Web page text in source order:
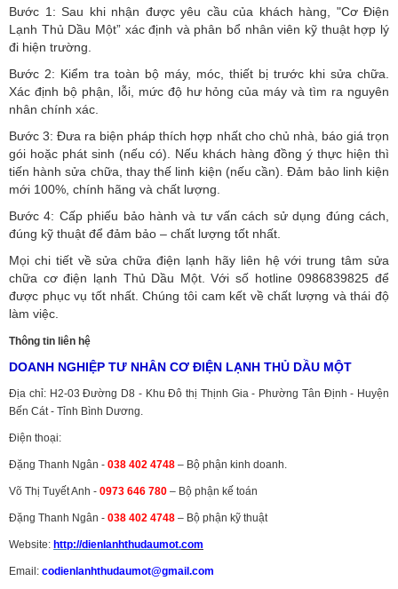
Bước 1: Sau khi nhận được yêu cầu của khách hàng, "Cơ Điện
Lạnh Thủ Dầu Một” xác định và phân bổ nhân viên kỹ thuật hợp lý
đi hiện trường.
Bước 2: Kiểm tra toàn bộ máy, móc, thiết bị trước khi sửa chữa.
Xác định bộ phận, lỗi, mức độ hư hỏng của máy và tìm ra nguyên
nhân chính xác.
Bước 3: Đưa ra biện pháp thích hợp nhất cho chủ nhà, báo giá trọn
gói hoặc phát sinh (nếu có). Nếu khách hàng đồng ý thực hiện thì
tiến hành sửa chữa, thay thế linh kiện (nếu cần). Đảm bảo linh kiện
mới 100%, chính hãng và chất lượng.
Bước 4: Cấp phiếu bảo hành và tư vấn cách sử dụng đúng cách,
đúng kỹ thuật để đảm bảo – chất lượng tốt nhất.
Mọi chi tiết về sửa chữa điện lạnh hãy liên hệ với trung tâm sửa
chữa cơ điện lạnh Thủ Dầu Một. Với số hotline 0986839825 để
được phục vụ tốt nhất. Chúng tôi cam kết về chất lượng và thái độ
làm việc.
Thông tin liên hệ
DOANH NGHIỆP TƯ NHÂN CƠ ĐIỆN LẠNH THỦ DẦU MỘT
Địa chỉ: H2-03 Đường D8 - Khu Đô thị Thịnh Gia - Phường Tân Định - Huyện
Bến Cát - Tỉnh Bình Dương.
Điện thoại:
Đặng Thanh Ngân - 038 402 4748 – Bộ phận kinh doanh.
Võ Thị Tuyết Anh - 0973 646 780 – Bộ phận kế toán
Đặng Thanh Ngân - 038 402 4748 – Bộ phận kỹ thuật
Website: http://dienlanhthudaumot.com
Email: codienlanhthudaumot@gmail.com